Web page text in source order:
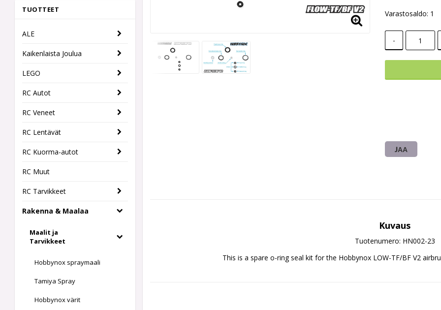
TUOTTEET
ALE
Kaikenlaista Joulua
LEGO
RC Autot
RC Veneet
RC Lentävät
RC Kuorma-autot
RC Muut
RC Tarvikkeet
Rakenna & Maalaa
Maalit ja
Tarvikkeet
Hobbynox spraymaali
Tamiya Spray
Hobbynox värit
Varastosaldo: 1
-
JAA
Kuvaus
Tuotenumero: HN002-23